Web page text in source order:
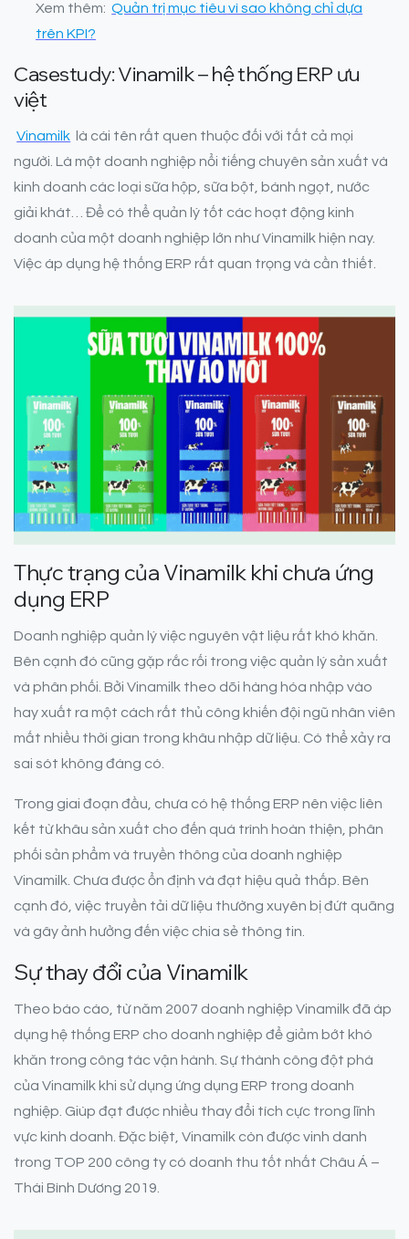
Xem thêm: Quản trị mục tiêu vì sao không chỉ dựa
trên KPI?
Casestudy: Vinamilk – hệ thống ERP ưu
việt
Vinamilk
là cái tên rất quen thuộc đối với tất cả mọi
người. Là một doanh nghiệp nổi tiếng chuyên sản xuất và
kinh doanh các loại sữa hộp, sữa bột, bánh ngọt, nước
giải khát… Để có thể quản lý tốt các hoạt động kinh
doanh của một doanh nghiệp lớn như Vinamilk hiện nay.
Việc áp dụng hệ thống ERP rất quan trọng và cần thiết.
Thực trạng của Vinamilk khi chưa ứng
dụng ERP
Doanh nghiệp quản lý việc nguyên vật liệu rất khó khăn.
Bên cạnh đó cũng gặp rắc rối trong việc quản lý sản xuất
và phân phối. Bởi Vinamilk theo dõi hàng hóa nhập vào
hay xuất ra một cách rất thủ công khiến đội ngũ nhân viên
mất nhiều thời gian trong khâu nhập dữ liệu. Có thể xảy ra
sai sót không đáng có.
Trong giai đoạn đầu, chưa có hệ thống ERP nên việc liên
kết từ khâu sản xuất cho đến quá trình hoàn thiện, phân
phối sản phẩm và truyền thông của doanh nghiệp
Vinamilk. Chưa được ổn định và đạt hiệu quả thấp. Bên
cạnh đó, việc truyền tải dữ liệu thường xuyên bị đứt quãng
và gây ảnh hưởng đến việc chia sẻ thông tin.
Sự thay đổi của Vinamilk
Theo báo cáo, từ năm 2007 doanh nghiệp Vinamilk đã áp
dụng hệ thống ERP cho doanh nghiệp để giảm bớt khó
khăn trong công tác vận hành. Sự thành công đột phá
của Vinamilk khi sử dụng ứng dụng ERP trong doanh
nghiệp. Giúp đạt được nhiều thay đổi tích cực trong lĩnh
vực kinh doanh. Đặc biệt, Vinamilk còn được vinh danh
trong TOP 200 công ty có doanh thu tốt nhất Châu Á –
Thái Bình Dương 2019.